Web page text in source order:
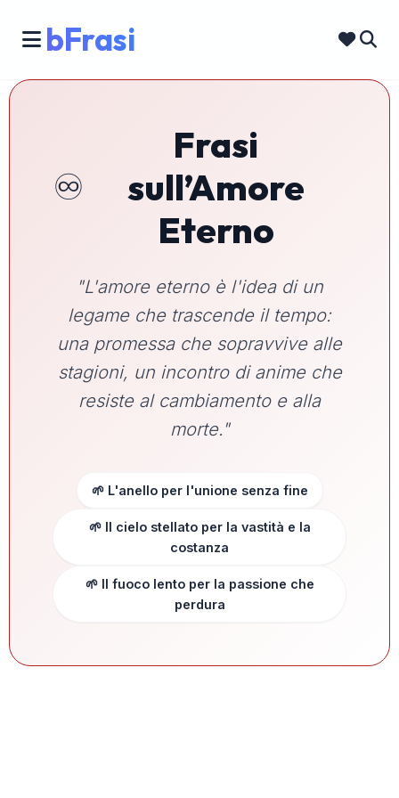
bFrasi
♾️
Frasi
sull’Amore
Eterno
"L'amore eterno è l'idea di un
legame che trascende il tempo:
una promessa che sopravvive alle
stagioni, un incontro di anime che
resiste al cambiamento e alla
morte."
🌱 L'anello per l'unione senza fine
🌱 Il cielo stellato per la vastità e la
costanza
🌱 Il fuoco lento per la passione che
perdura